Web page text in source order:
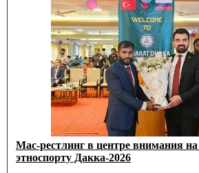
Мас-рестлинг в центре внимания
этноспорту Дакка-2026